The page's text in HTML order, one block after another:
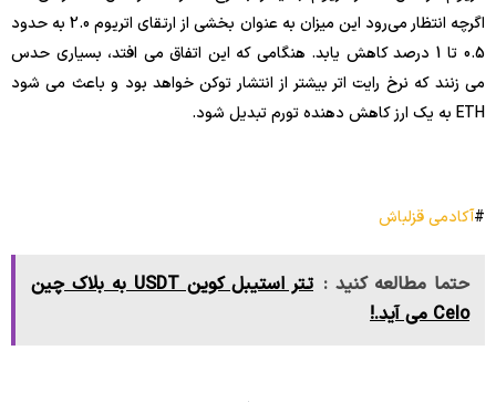
اگرچه انتظار می‌رود این میزان به عنوان بخشی از ارتقای اتریوم 2.0 به حدود
0.5 تا 1 درصد کاهش یابد. هنگامی که این اتفاق می افتد، بسیاری حدس
می زنند که نرخ رایت اتر بیشتر از انتشار توکن خواهد بود و باعث می شود
ETH به یک ارز کاهش دهنده تورم تبدیل شود.
#آکادمی قزلباش
حتما مطالعه کنید :
تتر استیبل کوین USDT به بلاک چین
Celo می آید.!